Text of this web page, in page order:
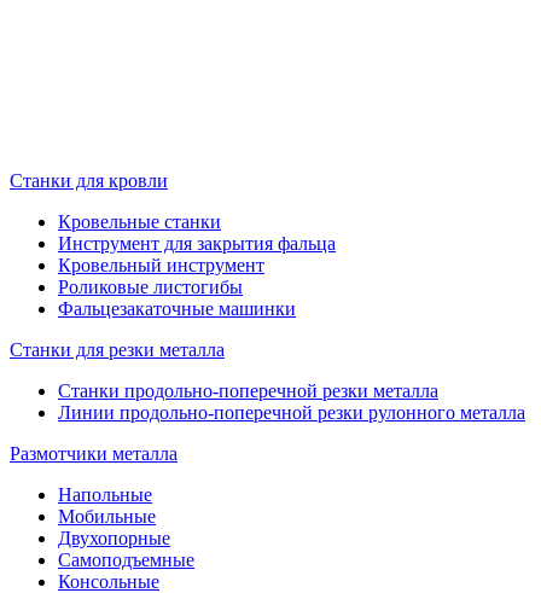
Станки для кровли
Кровельные станки
Инструмент для закрытия фальца
Кровельный инструмент
Роликовые листогибы
Фальцезакаточные машинки
Станки для резки металла
Станки продольно-поперечной резки металла
Линии продольно-поперечной резки рулонного металла
Размотчики металла
Напольные
Мобильные
Двухопорные
Самоподъемные
Консольные